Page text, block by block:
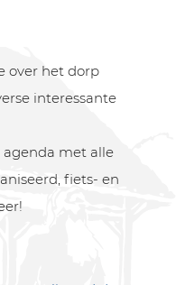
over het dorp
interessante
agenda met alle
fiets- en